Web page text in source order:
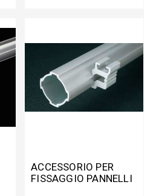
ACCESSORIO PER
FISSAGGIO PANNELLI